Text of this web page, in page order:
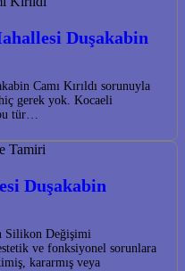
Duşakabin
Camı Kırıldı sorunuyla
hiç gerek yok. Kocaeli
tür…
Duşakabin
Silikon Değişimi
ve fonksiyonel sorunlara
kararmış veya